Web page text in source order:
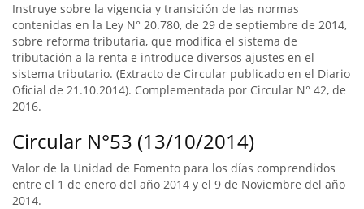
Instruye sobre la vigencia y transición de las normas
contenidas en la Ley N° 20.780, de 29 de septiembre de 2014,
sobre reforma tributaria, que modifica el sistema de
tributación a la renta e introduce diversos ajustes en el
sistema tributario. (Extracto de Circular publicado en el Diario
Oficial de 21.10.2014). Complementada por Circular N° 42, de
2016.
Circular N°53 (13/10/2014)
Valor de la Unidad de Fomento para los días comprendidos
entre el 1 de enero del año 2014 y el 9 de Noviembre del año
2014.